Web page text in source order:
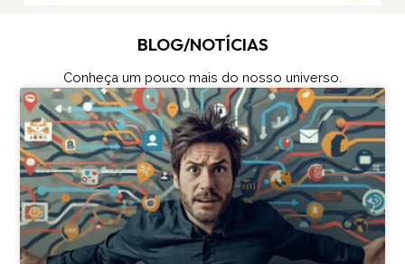
BLOG/NOTÍCIAS
Conheça um pouco mais do nosso universo.